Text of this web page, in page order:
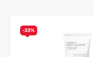
-33%